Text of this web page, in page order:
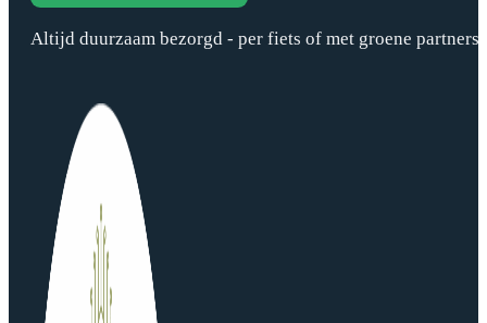
Altijd duurzaam bezorgd - per fiets of met groene partners